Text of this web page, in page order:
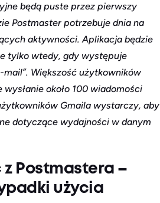
będą puste przez pierwszy
Postmaster potrzebuje dnia na
aktywności. Aplikacja będzie
tylko wtedy, gdy występuje
mail”. Większość użytkowników
około 100 wiadomości
Gmaila wystarczy, aby
dotyczące wydajności w danym
Postmastera –
użycia